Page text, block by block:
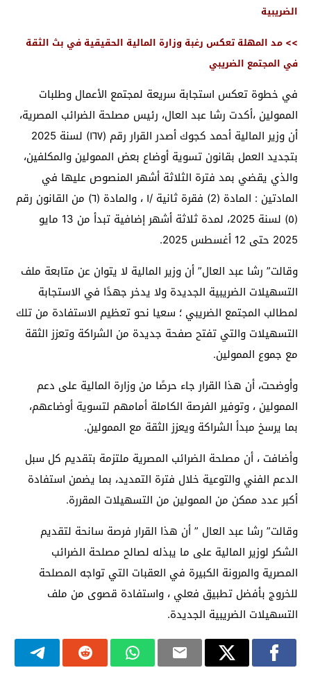
الضريبية
>> مد المهلة تعكس رغبة وزارة المالية الحقيقية في بث الثقة
في المجتمع الضريبي
في خطوة تعكس استجابة سريعة لمجتمع الأعمال وطلبات
الممولين ،أكدت رشا عبد العال، رئيس مصلحة الضرائب المصرية،
أن وزير المالية أحمد كجوك أصدر القرار رقم (١٦٧) لسنة 2025
بتجديد العمل بقانون تسوية أوضاع بعض الممولين والمكلفين،
والذي يقضي بمد فترة الثلاثة أشهر المنصوص عليها في
المادتين : المادة (2) فقرة ثانية /١ ، والمادة (٦) من القانون رقم
(٥) لسنة 2025، لمدة ثلاثة أشهر إضافية تبدأ من 13 مايو
2025 حتى 12 أغسطس 2025.
وقالت” رشا عبد العال” أن وزير المالية لا يتوان عن متابعة ملف
التسهيلات الضريبية الجديدة ولا يدخر جهدًا في الاستجابة
لمطالب المجتمع الضريبي ؛ سعيا نحو تعظيم الاستفادة من تلك
التسهيلات والتي تفتح صفحة جديدة من الشراكة وتعزز الثقة
مع جموع الممولين.
وأوضحت، أن هذا القرار جاء حرصًا من وزارة المالية على دعم
الممولين ، وتوفير الفرصة الكاملة أمامهم لتسوية أوضاعهم،
بما يرسخ مبدأ الشراكة ويعزز الثقة مع الممولين.
وأضافت ، أن مصلحة الضرائب المصرية ملتزمة بتقديم كل سبل
الدعم الفني والتوعية خلال فترة التمديد، بما يضمن استفادة
أكبر عدد ممكن من الممولين من التسهيلات المقررة.
وقالت” رشا عبد العال ” أن هذا القرار فرصة سانحة لتقديم
الشكر لوزير المالية على ما يبذله لصالح مصلحة الضرائب
المصرية والمرونة الكبيرة في العقبات التي تواجه المصلحة
للخروج بأفضل تطبيق فعلي ، واستفادة قصوى من ملف
التسهيلات الضريبية الجديدة.